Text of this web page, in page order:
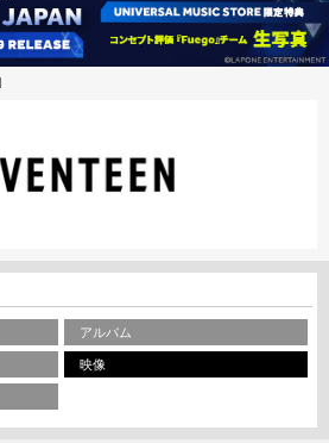
アルバム
映像